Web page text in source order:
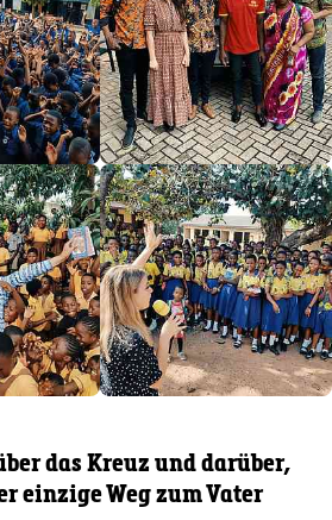
das Kreuz und darüber,
einzige Weg zum Vater